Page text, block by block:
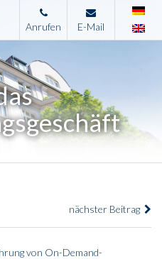
Anrufen E-Mail
nächster Beitrag
von On-Demand-